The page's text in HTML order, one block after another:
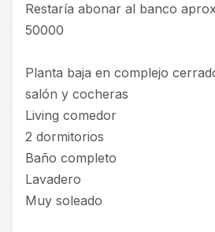
Restaría abonar al banco
50000
Planta baja en complejo
salón y cocheras
Living comedor
2 dormitorios
Baño completo
Lavadero
Muy soleado